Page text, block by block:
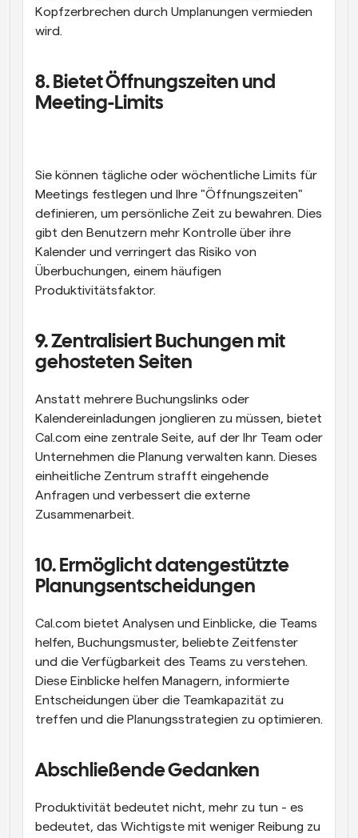
Kopfzerbrechen durch Umplanungen vermieden
wird.
8. Bietet Öffnungszeiten und
Meeting-Limits
Sie können tägliche oder wöchentliche Limits für
Meetings festlegen und Ihre "Öffnungszeiten"
definieren, um persönliche Zeit zu bewahren. Dies
gibt den Benutzern mehr Kontrolle über ihre
Kalender und verringert das Risiko von
Überbuchungen, einem häufigen
Produktivitätsfaktor.
9. Zentralisiert Buchungen mit
gehosteten Seiten
Anstatt mehrere Buchungslinks oder
Kalendereinladungen jonglieren zu müssen, bietet
Cal.com eine zentrale Seite, auf der Ihr Team oder
Unternehmen die Planung verwalten kann. Dieses
einheitliche Zentrum strafft eingehende
Anfragen und verbessert die externe
Zusammenarbeit.
10. Ermöglicht datengestützte
Planungsentscheidungen
Cal.com bietet Analysen und Einblicke, die Teams
helfen, Buchungsmuster, beliebte Zeitfenster
und die Verfügbarkeit des Teams zu verstehen.
Diese Einblicke helfen Managern, informierte
Entscheidungen über die Teamkapazität zu
treffen und die Planungsstrategien zu optimieren.
Abschließende Gedanken
Produktivität bedeutet nicht, mehr zu tun - es
bedeutet, das Wichtigste mit weniger Reibung zu